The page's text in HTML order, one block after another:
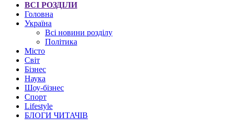
ВСІ РОЗДІЛИ
Головна
Україна
Всі новини розділу
Політика
Місто
Світ
Бізнес
Наука
Шоу-бізнес
Спорт
Lifestyle
БЛОГИ ЧИТАЧІВ